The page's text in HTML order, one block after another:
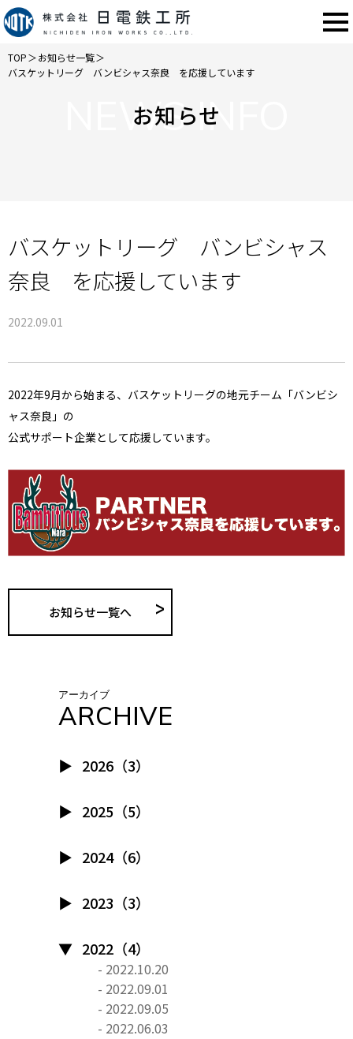
TOP＞お知らせ一覧＞
バスケットリーグ バンビシャス奈良 を応援しています
NEWS INFO
お知らせ
バスケットリーグ バンビシャス
奈良 を応援しています
2022.09.01
2022年9月から始まる、バスケットリーグの地元チーム「バンビシ
ャス奈良」の
公式サポート企業として応援しています。
お知らせ一覧へ
アーカイブ
ARCHIVE
2026（3）
2025（5）
2024（6）
2023（3）
2022（4）
- 2022.10.20
- 2022.09.01
- 2022.09.05
- 2022.06.03